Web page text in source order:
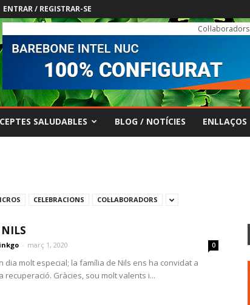
ENTRAR / REGISTRAR-SE
Col·laboradors
SALUDABLES BLOG / NOTÍCIES ENLLAÇOS
CELEBRACIONS COL·LABORADORS
NILS
- març 1, 2020 0
dia molt especial; la família de Nils ens ha convidat a
recuperació. Gràcies, sou molt valents i...